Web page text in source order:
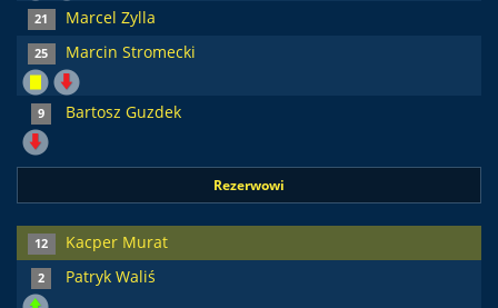
21 Marcel Zylla
25 Marcin Stromecki
9 Bartosz Guzdek
Rezerwowi
12 Kacper Murat
2 Patryk Waliś